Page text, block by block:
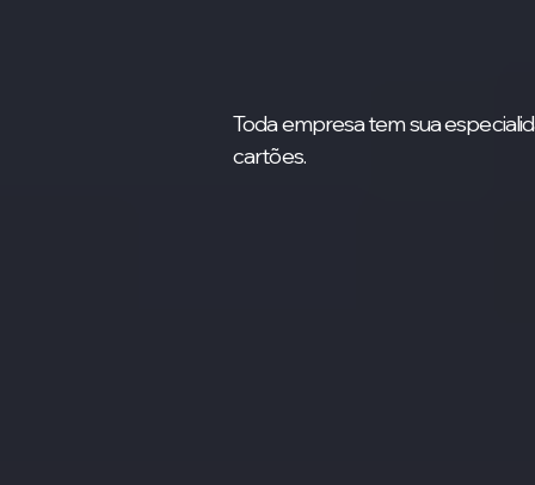
Toda empresa tem sua
cartões.